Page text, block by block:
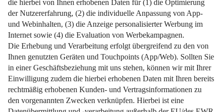
Stellen Sie gezielte Fragen zur Immobilie.
Kritisieren Sie nicht das Objekt, sondern formulieren Sie
Bedenken diplomatisch.
Notieren Sie sich wichtige Details.
Fotografieren Sie nur mit Erlaubnis.
Am Ende sollten Sie sich außerdem für die Zeit bedanken
und gegebenenfalls noch einmal Ihr Interesse bekunden.